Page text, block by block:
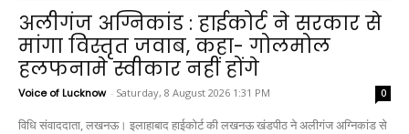
अलीगंज अग्निकांड : हाईकोर्ट ने सरकार से
मांगा विस्तृत जवाब, कहा- गोलमोल
हलफनामे स्वीकार नहीं होंगे
Voice of Lucknow - Saturday, 8 August 2026 1:31 PM 0
विधि संवाददाता, लखनऊ। इलाहाबाद हाईकोर्ट की लखनऊ खंडपीठ ने अलीगंज अग्निकांड से